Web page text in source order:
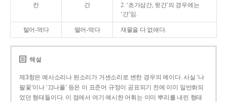
칸 간
2. ‘초가삼간, 윗간’의 경우에는
‘간’임.
털어-먹다 떨어-먹다 재물을 다 없애다.
해설
제3항은 예사소리나 된소리가 거센소리로 변한 경우의 예이다. 사실 ‘나
팔꽃’이나 ‘끄나풀’ 등은 이 표준어 규정이 공표되기 전에 이미 일반화되
었던 형태들이다. 이 점에서 여기 예시한 어휘는 이미 뿌리를 내린 형태